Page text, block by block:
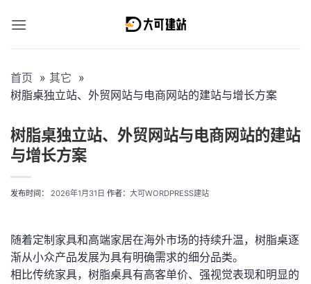
首页
其它
树脂桌独立站、外贸网站与电商网站的建站与增长方案
树脂桌独立站、外贸网站与电商网站的建站
与增长方案
发布时间： 2026年1月31日 作者： 大可WORDPRESS建站
随着定制家具和高端家居在海外市场的持续升温，树脂桌逐
渐从小众产品发展为具有明确需求的细分品类。
相比传统家具，树脂桌具有高客单价、强视觉表现和明显的